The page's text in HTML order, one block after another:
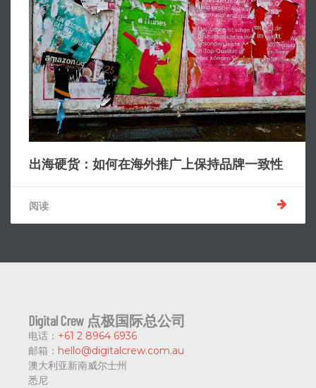
出海硬货：如何在海外推广上保持品牌一致性
阅读
Digital Crew 点极国际总公司
电话： +61 2 8964 6936
邮箱： hello@digitalcrew.com.au
澳大利亚新南威尔士州
悉尼